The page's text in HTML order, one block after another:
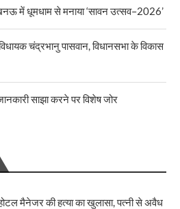
में धूमधाम से मनाया ‘सावन उत्सव–2026’
चंद्रभानु पासवान, विधानसभा के विकास
साझा करने पर विशेष जोर
मैनेजर की हत्या का खुलासा, पत्नी से अवैध